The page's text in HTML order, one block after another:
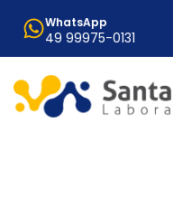
WhatsApp
49 99975-0131